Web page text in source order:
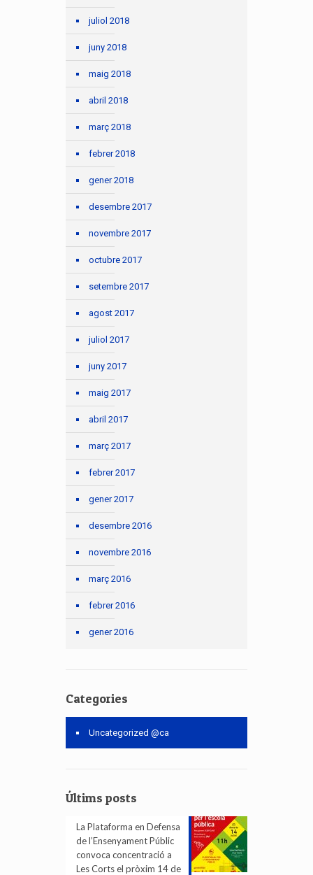
juliol 2018
juny 2018
maig 2018
abril 2018
març 2018
febrer 2018
gener 2018
desembre 2017
novembre 2017
octubre 2017
setembre 2017
agost 2017
juliol 2017
juny 2017
maig 2017
abril 2017
març 2017
febrer 2017
gener 2017
desembre 2016
novembre 2016
març 2016
febrer 2016
gener 2016
Categories
Uncategorized @ca
Últims posts
La Plataforma en Defensa
de l’Ensenyament Públic
convoca concentració a
Les Corts el pròxim 14 de